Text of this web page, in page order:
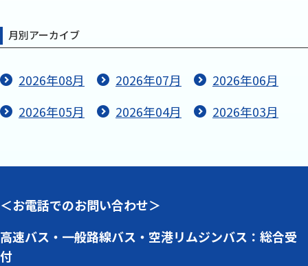
月別アーカイブ
2026年08月 2026年07月
2026年06月
2026年05月
2026年04月 2026年03月
＜お電話でのお問い合わせ＞
高速バス・一般路線バス・空港リムジンバス：総合受
付